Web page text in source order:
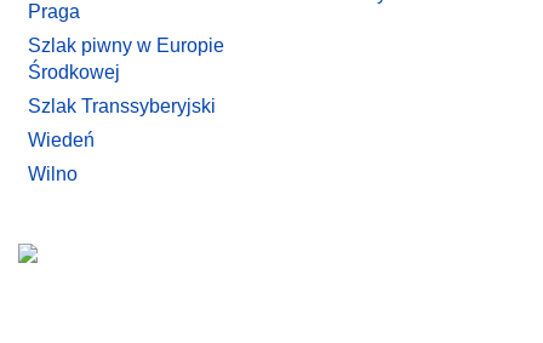
Praga
Szlak piwny w Europie
Środkowej
Szlak Transsyberyjski
Wiedeń
Wilno